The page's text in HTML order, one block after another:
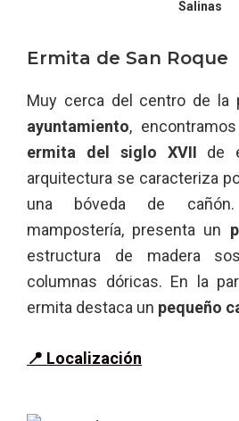
Salinas
Ermita de San Roque
Muy cerca del centro de la
ayuntamiento,
ermita del siglo XVII de
arquitectura se caracteriza
una bóveda de
mampostería, presenta un
estructura de madera
columnas dóricas. En la
ermita destaca un pequeño
📍 Localización